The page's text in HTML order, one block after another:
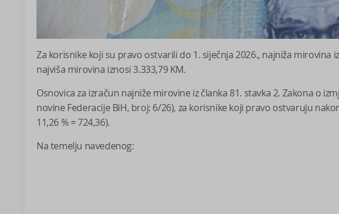
Za korisnike koji su pravo ostvarili do 1. siječnja 2026., najniža mirovina
najviša mirovina iznosi 3.333,79 KM.
Osnovica za izračun najniže mirovine iz članka 81. stavka 2. Zakona o
novine Federacije BiH, broj: 6/26), za korisnike koji pravo ostvaruju
11,26 % = 724,36).
Na temelju navedenog: